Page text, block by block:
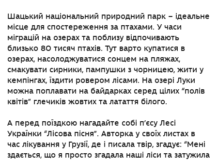
Шацький національний природний парк – ідеальне
місце для спостереження за птахами. У часи
міграцій на озерах та поблизу відпочивають
близько 80 тисяч птахів. Тут варто купатися в
озерах, насолоджуватися сонцем на пляжах,
смакувати сирники, пампушки з чорницею, жити у
кемпінгах, їздити ровером лісами. На озері Луки
можна поплавати на байдарках серед цілих “полів
квітів” глечиків жовтих та латаття білого.
А перед поїздкою нагадайте собі п’єсу Лесі
Українки “Лісова пісня”. Авторка у своїх листах в
час лікування у Грузії, де і писала твір, згадує: “Мені
здається, що я просто згадала наші ліси та затужила